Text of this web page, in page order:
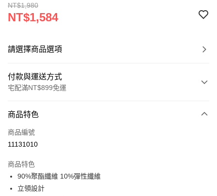
NT$1,980
NT$1,584
請選擇商品選項
付款與運送方式
宅配滿NT$899免運
信用卡一次付款
LINE Pay
悠遊付
Google Pay
商品特色
商品編號
11131010
商品特色
90%聚酯纖維 10%彈性纖維
立領設計